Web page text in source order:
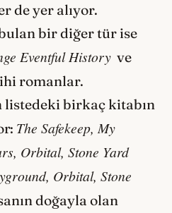
de yer alıyor.
bir diğer tür ise
Eventful History ve
romanlar.
birkaç kitabın
The Safekeep, My
Orbital, Stone Yard
Orbital, Stone
doğayla olan